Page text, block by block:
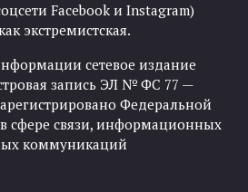
Facebook и Instagram)
экстремистская.
сетевое издание
запись ЭЛ № ФС 77 —
Федеральной
сфере связи, информационных
коммуникаций